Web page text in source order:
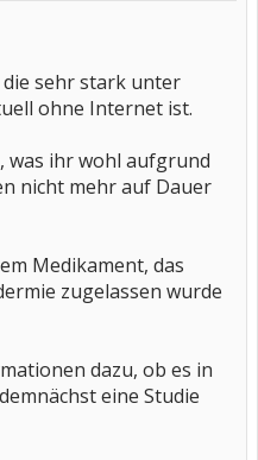
sehr stark unter
ohne Internet ist.
was ihr wohl aufgrund
nicht mehr auf Dauer
Medikament, das
zugelassen wurde
dazu, ob es in
eine Studie